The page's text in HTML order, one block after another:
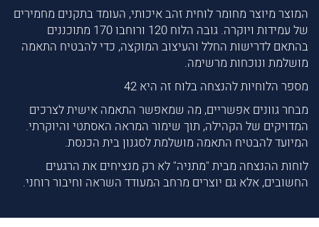
המוצר מיוצר מחומר לוחית זהב איכותי, העומד בתקנים מחמירים
של עמידות ויוקרה. גובה הלוח 120 ורוחבו 170 מתוכננים
בהתאם לדרישות החלל והעיצוב המוקצה, כדי להבטיח התאמה
מושלמת ונוכחות מרשימה.
מספר הלוחיות להנצחה בלוח זה היא 42
מבחר גוונים אפשריים, מה שמאפשר התאמה אישית לצרכים
המדויקים של הקהילה, תוך שימור המראה האסתטי והיוקרתי.
המיועד להבטיח התאמה מושלמת לסגנון בית הכנסת.
לוחות ההנצחה מבית "מתניה" לא רק מנציחים את הרגעים
החשובים, אלא גם יוצרים מרחב המעודד השראה וחיבור רוחני.